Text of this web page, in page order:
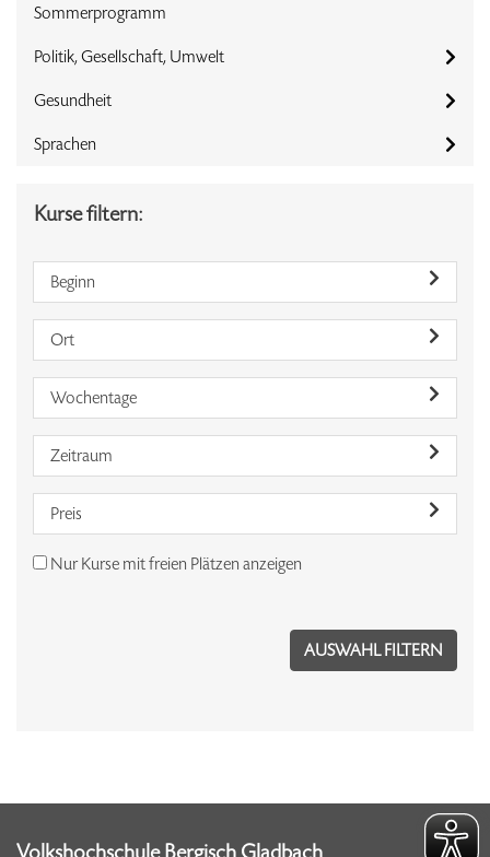
Sommerprogramm
Politik, Gesellschaft, Umwelt
Gesundheit
Sprachen
Kurse filtern:
Beginn
Ort
Wochentage
Zeitraum
Preis
Nur Kurse mit freien Plätzen anzeigen